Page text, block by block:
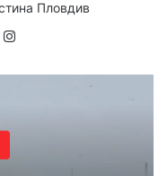
Пловдив
YouTube